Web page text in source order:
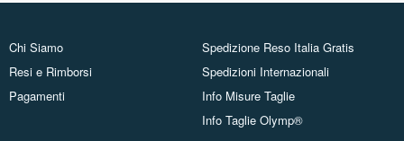
Chi Siamo
Resi e Rimborsi
Pagamenti
Spedizione Reso Italia Gratis
Spedizioni Internazionali
Info Misure Taglie
Info Taglie Olymp®